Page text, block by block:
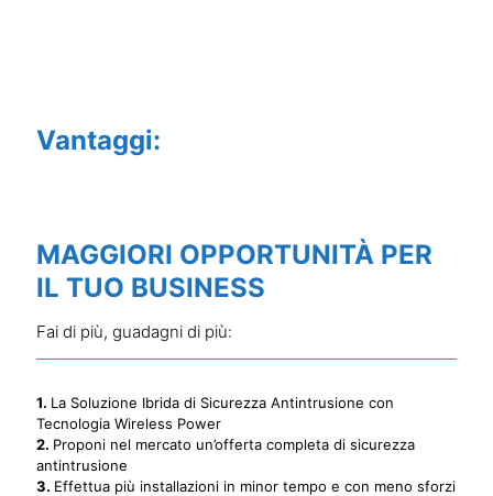
Vantaggi:
MAGGIORI OPPORTUNITÀ PER
IL TUO BUSINESS
Fai di più, guadagni di più:
1. La Soluzione Ibrida di Sicurezza Antintrusione con
Tecnologia Wireless Power
2. Proponi nel mercato un’offerta completa di sicurezza
antintrusione
3. Effettua più installazioni in minor tempo e con meno sforzi